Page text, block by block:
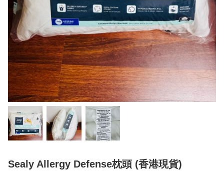
Sealy Allergy Defense枕頭 (香港現貨)